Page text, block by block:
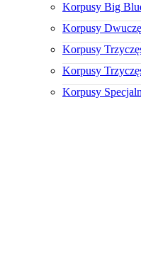
Korpusy Big
Korpusy
Korpusy
Korpusy
Korpusy